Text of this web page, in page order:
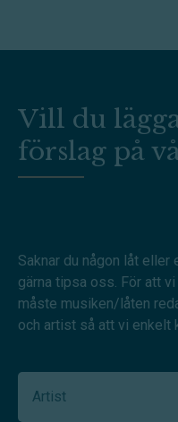
Vill du
förslag på
Saknar du någon låt
gärna tipsa oss. För att
måste musiken/låten
och artist så att vi enkelt
(Required)